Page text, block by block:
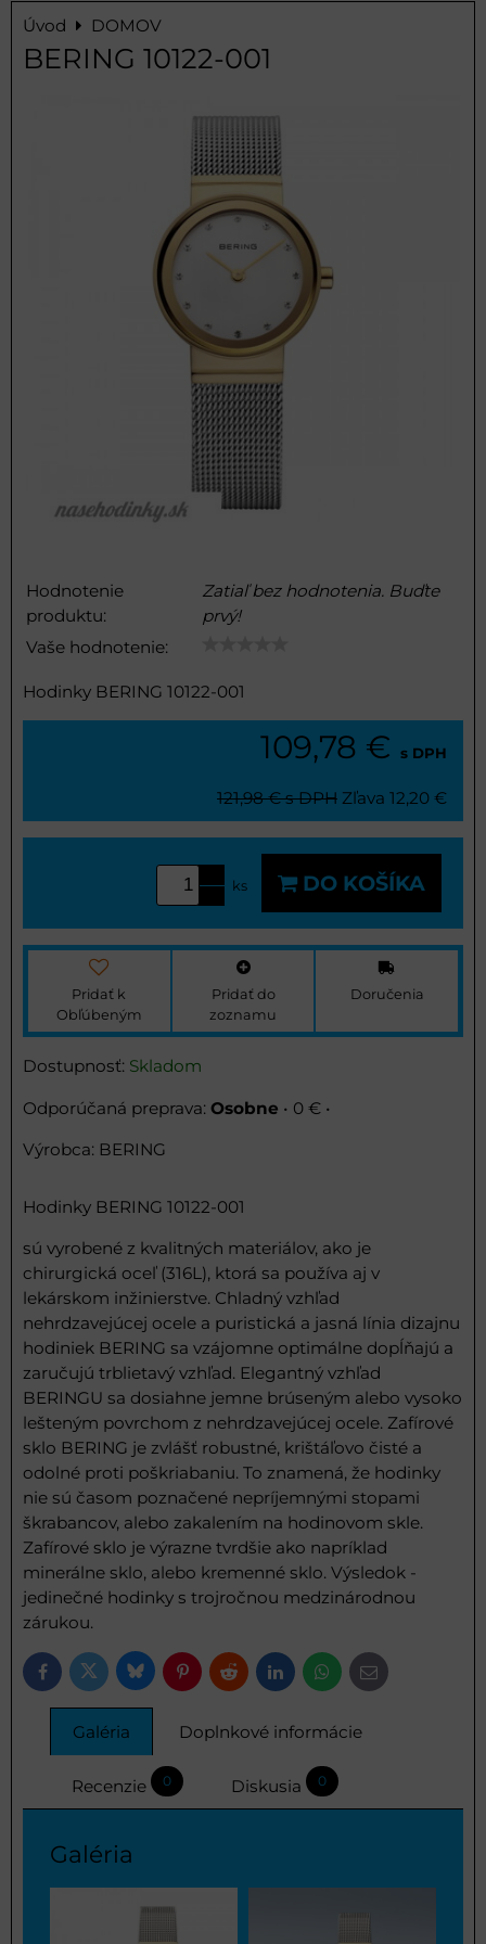
Úvod DOMOV
BERING 10122-001
Hodnotenie
produktu:
Zatiaľ bez hodnotenia. Buďte
prvý!
Vaše hodnotenie:
Hodinky BERING 10122-001
109,78 € s DPH
121,98 € s DPH Zľava 12,20 €
ks DO KOŠÍKA
Pridať k
Obľúbeným
Pridať do
zoznamu
Doručenia
Dostupnosť: Skladom
Osobne • 0 € •
Výrobca: BERING
Hodinky BERING 10122-001
sú vyrobené z kvalitných materiálov, ako je
chirurgická oceľ (316L), ktorá sa používa aj v
lekárskom inžinierstve. Chladný vzhľad
nehrdzavejúcej ocele a puristická a jasná línia dizajnu
hodiniek BERING sa vzájomne optimálne dopĺňajú a
zaručujú trblietavý vzhľad. Elegantný vzhľad
BERINGU sa dosiahne jemne brúseným alebo vysoko
lešteným povrchom z nehrdzavejúcej ocele. Zafírové
sklo BERING je zvlášť robustné, krištáľovo čisté a
odolné proti poškriabaniu. To znamená, že hodinky
nie sú časom poznačené nepríjemnými stopami
škrabancov, alebo zakalením na hodinovom skle.
Zafírové sklo je výrazne tvrdšie ako napríklad
minerálne sklo, alebo kremenné sklo. Výsledok -
jedinečné hodinky s trojročnou medzinárodnou
zárukou.
FacebookTwitterBlueskyPinterestRedditLinkedInWhatsApp
E-
mail
Galéria Doplnkové informácie
Recenzie 0 Diskusia 0
Galéria